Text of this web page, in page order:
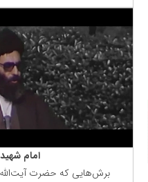
امام
برش‌هایی كه حضرت